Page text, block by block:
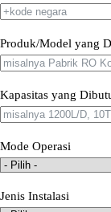
Produk/Model yang
Kapasitas yang
Mode Operasi
Jenis Instalasi